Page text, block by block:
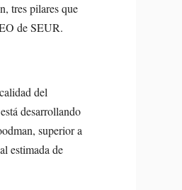
tres pilares que
de SEUR.
del
desarrollando
superior a
estimada de